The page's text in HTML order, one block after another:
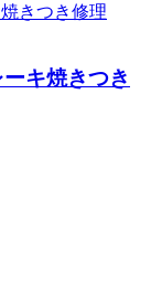
キ焼きつき